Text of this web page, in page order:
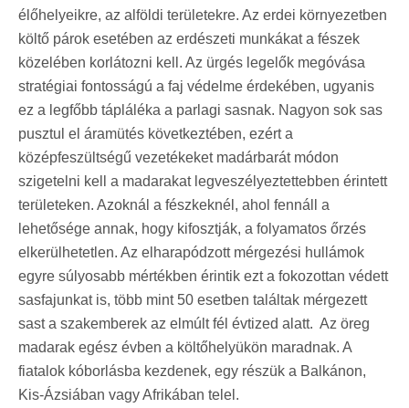
élőhelyeikre, az alföldi területekre. Az erdei környezetben
költő párok esetében az erdészeti munkákat a fészek
közelében korlátozni kell. Az ürgés legelők megóvása
stratégiai fontosságú a faj védelme érdekében, ugyanis
ez a legfőbb tápláléka a parlagi sasnak. Nagyon sok sas
pusztul el áramütés következtében, ezért a
középfeszültségű vezetékeket madárbarát módon
szigetelni kell a madarakat legveszélyeztettebben érintett
területeken. Azoknál a fészkeknél, ahol fennáll a
lehetősége annak, hogy kifosztják, a folyamatos őrzés
elkerülhetetlen. Az elharapódzott mérgezési hullámok
egyre súlyosabb mértékben érintik ezt a fokozottan védett
sasfajunkat is, több mint 50 esetben találtak mérgezett
sast a szakemberek az elmúlt fél évtized alatt. Az öreg
madarak egész évben a költőhelyükön maradnak. A
fiatalok kóborlásba kezdenek, egy részük a Balkánon,
Kis-Ázsiában vagy Afrikában telel.